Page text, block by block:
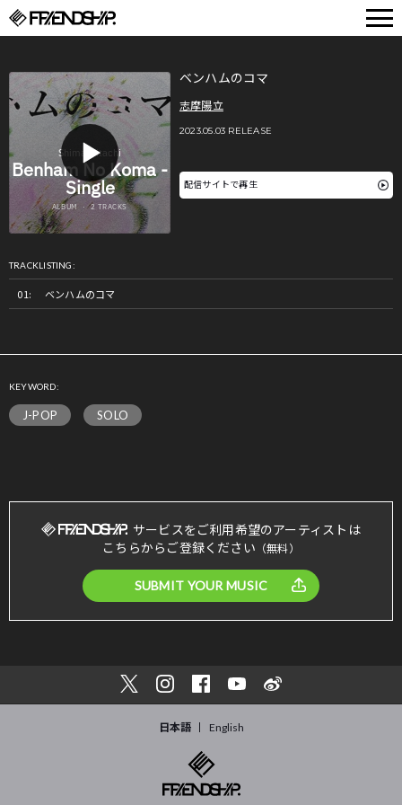
ベンハムのコマ
志摩陽立
2023.05.03 RELEASE
配信サイトで再生
TRACKLISTING:
ベンハムのコマ
KEYWORD:
J-POP SOLO
サービスをご利用希望のアーティストは
こちらからご登録ください （無料）
SUBMIT YOUR MUSIC
日本語 English